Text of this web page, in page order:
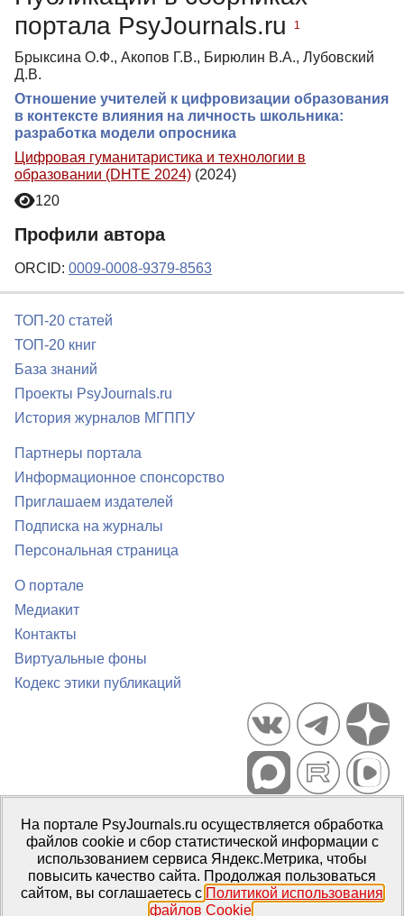
портала PsyJournals.ru
1
Брыксина О.Ф., Акопов Г.В., Бирюлин В.А., Лубовский
Д.В.
Отношение учителей к цифровизации образования
в контексте влияния на личность школьника:
разработка модели опросника
Цифровая гуманитаристика и технологии в
образовании (DHTE 2024) (2024)
120
Профили автора
ORCID: 0009-0008-9379-8563
ТОП-20 статей
ТОП-20 книг
База знаний
Проекты PsyJournals.ru
История журналов МГППУ
Партнеры портала
Информационное спонсорство
Приглашаем издателей
Подписка на журналы
Персональная страница
О портале
Медиакит
Контакты
Виртуальные фоны
Кодекс этики публикаций
Портал психологических изданий PsyJournals.ru, 2007–2026
Правила использования материалов
Свидетельство регистрации СМИЭл № ФС77-66447 от 14 июля
2016 г.
Издатель: ФГБОУ ВО МГППУ
На портале PsyJournals.ru осуществляется обработка
файлов cookie и сбор статистической информации с
использованием сервиса Яндекс.Метрика, чтобы
повысить качество сайта. Продолжая пользоваться
сайтом, вы соглашаетесь с Политикой использования
файлов Cookie.